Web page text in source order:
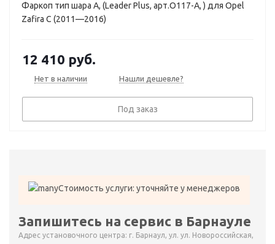
Фаркоп тип шара A, (Leader Plus, арт.O117-A, ) для Opel
Zafira C (2011—2016)
12 410 руб.
Нет в наличии Нашли дешевле?
Под заказ
Стоимость услуги: уточняйте у менеджеров
Запишитесь на сервис в Барнауле
Адрес установочного центра: г. Барнаул, ул. ул. Новороссийская,